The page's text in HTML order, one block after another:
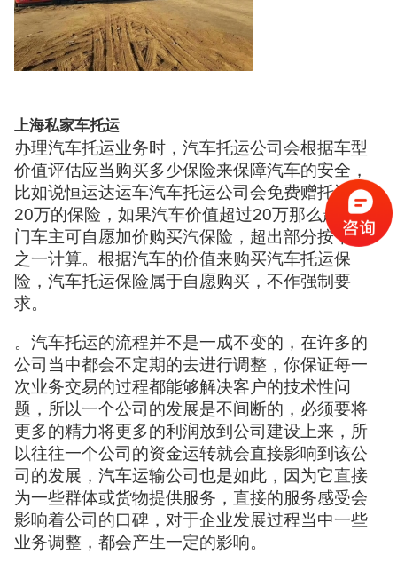
上海私家车托运
办理汽车托运业务时，汽车托运公司会根据车型
价值评估应当购买多少保险来保障汽车的安全，
比如说恒运达运车汽车托运公司会免费赠托运主
20万的保险，如果汽车价值超过20万那么超过部
门车主可自愿加价购买汽保险，超出部分按千分
之一计算。根据汽车的价值来购买汽车托运保
险，汽车托运保险属于自愿购买，不作强制要
求。
。汽车托运的流程并不是一成不变的，在许多的
公司当中都会不定期的去进行调整，你保证每一
次业务交易的过程都能够解决客户的技术性问
题，所以一个公司的发展是不间断的，必须要将
更多的精力将更多的利润放到公司建设上来，所
以往往一个公司的资金运转就会直接影响到该公
司的发展，汽车运输公司也是如此，因为它直接
为一些群体或货物提供服务，直接的服务感受会
影响着公司的口碑，对于企业发展过程当中一些
业务调整，都会产生一定的影响。